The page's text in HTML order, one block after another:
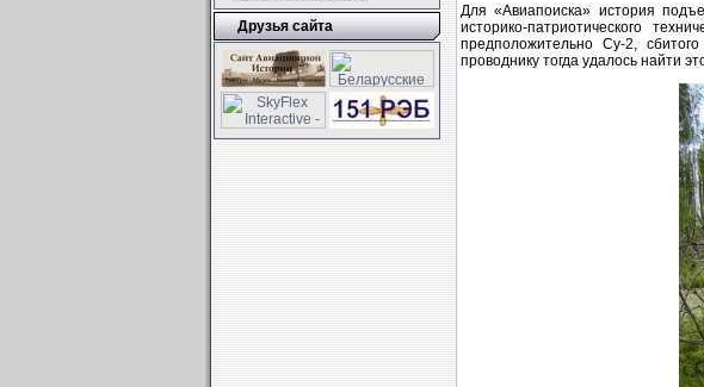
Друзья сайта
Для «Авиапоиска» история
историко-патриотического
предположительно Су-2,
проводнику тогда удалось найти